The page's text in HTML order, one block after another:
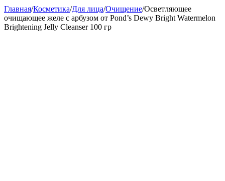
Главная/Косметика/Для лица/Очищение/Осветляющее
очищающее желе с арбузом от Pond’s Dewy Bright Watermelon
Brightening Jelly Cleanser 100 гр